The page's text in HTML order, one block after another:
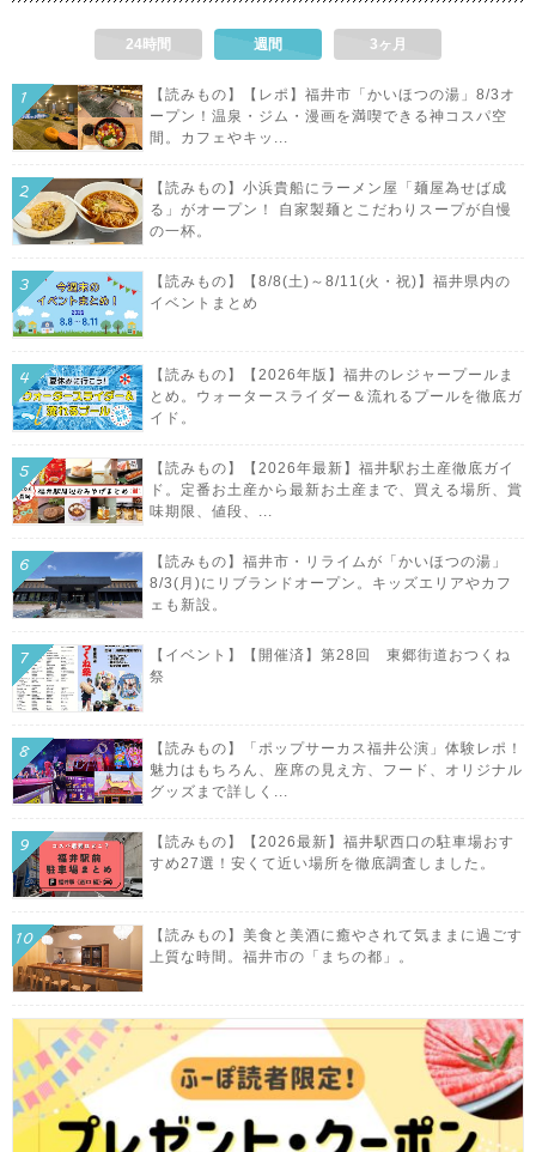
24時間 週間 3ヶ月
【読みもの】【レポ】福井市「かいほつの湯」8/3オ
ープン！温泉・ジム・漫画を満喫できる神コスパ空
間。カフェやキッ...
【読みもの】小浜貴船にラーメン屋「麺屋為せば成
る」がオープン！ 自家製麺とこだわりスープが自慢
の一杯。
【読みもの】【8/8(土)～8/11(火・祝)】福井県内の
イベントまとめ
【読みもの】【2026年版】福井のレジャープールま
とめ。ウォータースライダー＆流れるプールを徹底ガ
イド。
【読みもの】【2026年最新】福井駅お土産徹底ガイ
ド。定番お土産から最新お土産まで、買える場所、賞
味期限、値段、...
【読みもの】福井市・リライムが「かいほつの湯」
8/3(月)にリブランドオープン。キッズエリアやカフ
ェも新設。
【イベント】【開催済】第28回 東郷街道おつくね
祭
【読みもの】「ポップサーカス福井公演」体験レポ！
魅力はもちろん、座席の見え方、フード、オリジナル
グッズまで詳しく...
【読みもの】【2026最新】福井駅西口の駐車場おす
すめ27選！安くて近い場所を徹底調査しました。
【読みもの】美食と美酒に癒やされて気ままに過ごす
上質な時間。福井市の「まちの都」。